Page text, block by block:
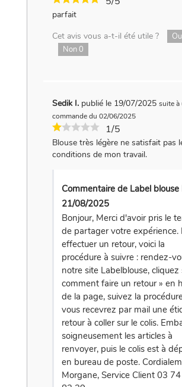
parfait
Cet avis vous a-t-il été utile ?
Non0
Sedik I. publié le 19/07/2025 suite à
commande du 02/06/2025
1/5
Blouse très légère ne satisfait pas
conditions de mon travail.
Commentaire de Label blouse
21/08/2025
Bonjour, Merci d'avoir pris le
de partager votre expérience.
effectuer un retour, voici la
procédure à suivre : rendez-
notre site Labelblouse, cliquez
comment faire un retour » en
de la page, suivez la
vous recevrez par mail une
retour à coller sur le colis.
soigneusement les articles à
renvoyer, puis le colis est à
en bureau de poste.
Morgane, Service Client 03